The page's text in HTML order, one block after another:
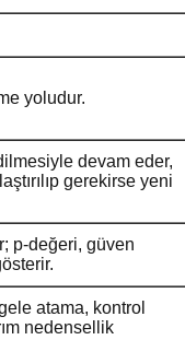
yoludur.
devam eder,
gerekirse yeni
p-değeri, güven
atama, kontrol
nedensellik